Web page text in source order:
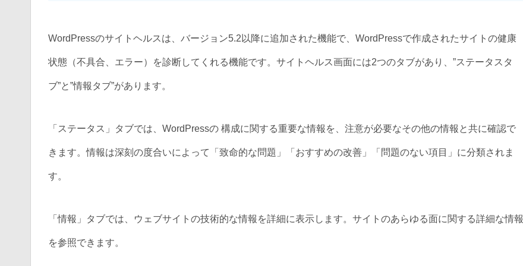
WordPressのサイトヘルスは、バージョン5.2以降に追加された機能で、WordPressで作成されたサイトの健康
状態（不具合、エラー）を診断してくれる機能です。サイトヘルス画面には2つのタブがあり、”ステータスタ
ブ”と”情報タブ”があります。
「ステータス」タブでは、WordPressの 構成に関する重要な情報を、注意が必要なその他の情報と共に確認で
きます。情報は深刻の度合いによって「致命的な問題」「おすすめの改善」「問題のない項目」に分類されま
す。
「情報」タブでは、ウェブサイトの技術的な情報を詳細に表示します。サイトのあらゆる面に関する詳細な情報
を参照できます。